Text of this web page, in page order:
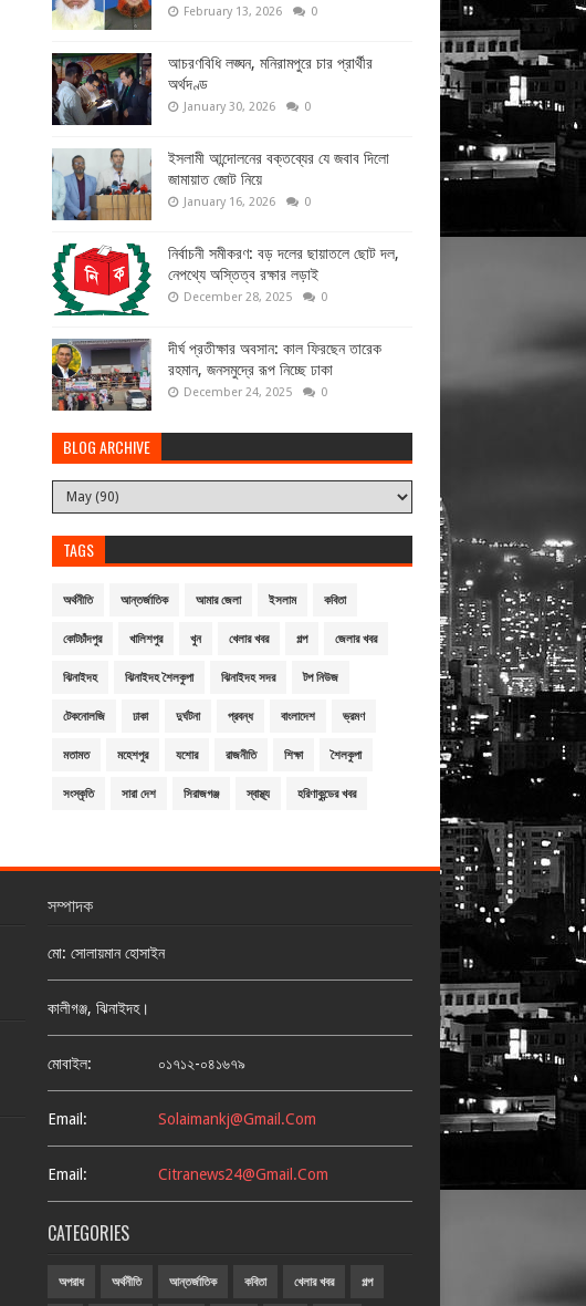
February 13, 2026 0
আচরণবিধি লঙ্ঘন, মনিরামপুরে চার প্রার্থীর
অর্থদণ্ড
January 30, 2026 0
ইসলামী আন্দোলনের বক্তব্যের যে জবাব দিলো
জামায়াত জোট নিয়ে
January 16, 2026 0
নির্বাচনী সমীকরণ: বড় দলের ছায়াতলে ছোট দল,
নেপথ্যে অস্তিত্ব রক্ষার লড়াই
December 28, 2025 0
দীর্ঘ প্রতীক্ষার অবসান: কাল ফিরছেন তারেক
রহমান, জনসমুদ্রে রূপ নিচ্ছে ঢাকা
December 24, 2025 0
BLOG ARCHIVE
TAGS
অর্থনীতি আন্তর্জাতিক আমার জেলা ইসলাম কবিতা
কোটচাঁদপুর খালিশপুর খুন খেলার খবর গল্প জেলার খবর
ঝিনাইদহ ঝিনাইদহ শৈলকুপা ঝিনাইদহ সদর টপ নিউজ
টেকনোলজি ঢাকা দুর্ঘটনা প্রবন্ধ বাংলাদেশ ভ্রমণ
মতামত মহেশপুর যশোর রাজনীতি শিক্ষা শৈলকুপা
সংস্কৃতি সারা দেশ সিরাজগঞ্জ স্বাস্থ্য হরিণাকুন্ডের খবর
সম্পাদক
মো: সোলায়মান হোসাইন
কালীগঞ্জ, ঝিনাইদহ।
মোবাইল: ০১৭১২-০৪১৬৭৯
Email: Solaimankj@gmail.com
Email: Citranews24@gmail.com
CATEGORIES
অপরাধ অর্থনীতি আন্তর্জাতিক কবিতা খেলার খবর গল্প